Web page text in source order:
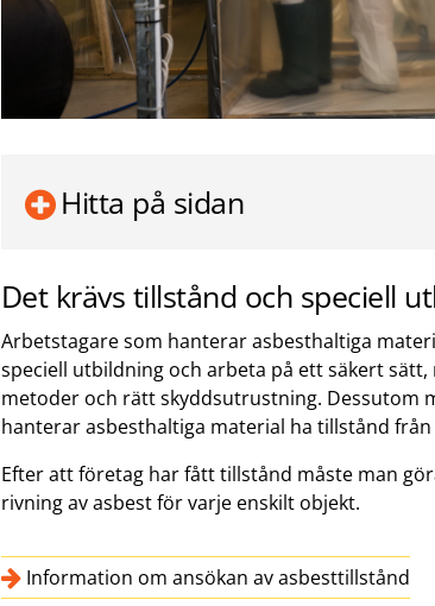
Hitta på sidan
Det krävs tillstånd och speciell
Arbetstagare som hanterar asbesthaltiga
speciell utbildning och arbeta på ett säkert sätt,
metoder och rätt skyddsutrustning. Dessutom
hanterar asbesthaltiga material ha tillstånd
Efter att företag har fått tillstånd måste man
rivning av asbest för varje enskilt objekt.
Information om ansökan av asbesttillstånd